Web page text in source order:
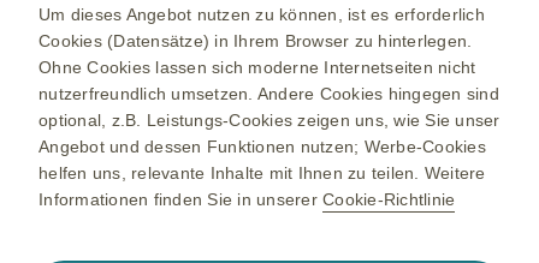
Kontakt/Nebenwirkung melden
Newsletter
Bestellservice
Therapiegebiete
Meningokokken-Erkrankungen
Um dieses Angebot nutzen zu können, ist es erforderlich
Cookies (Datensätze) in Ihrem Browser zu hinterlegen.
Ohne Cookies lassen sich moderne Internetseiten nicht
nutzerfreundlich umsetzen. Andere Cookies hingegen sind
optional, z.B. Leistungs-Cookies zeigen uns, wie Sie unser
Angebot und dessen Funktionen nutzen; Werbe-Cookies
helfen uns, relevante Inhalte mit Ihnen zu teilen. Weitere
Informationen finden Sie in unserer Cookie-Richtlinie